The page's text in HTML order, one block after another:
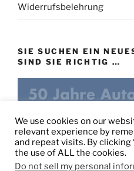
Widerrufsbelehrung
SIE SUCHEN EIN
SIND SIE RICHTIG …
eu-autovertrieb.de
We use cookies on our
relevant experience by
and repeat visits. By clicking
the use of ALL the cookies.
Do not sell my personal